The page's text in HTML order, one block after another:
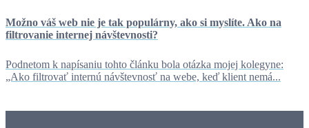
Možno váš web nie je tak populárny, ako si myslíte. Ako na
filtrovanie internej návštevnosti?
Podnetom k napísaniu tohto článku bola otázka mojej kolegyne:
„Ako filtrovať internú návštevnosť na webe, keď klient nemá...